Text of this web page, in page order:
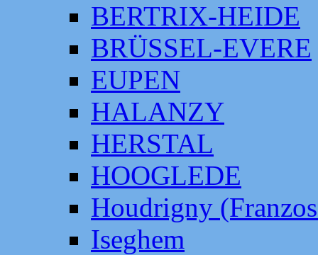
BERTRIX-HEIDE
BRÜSSEL-EVERE
EUPEN
HALANZY
HERSTAL
HOOGLEDE
Houdrigny
Iseghem